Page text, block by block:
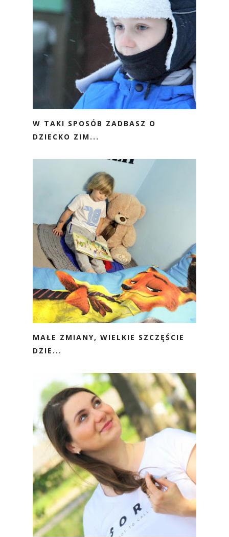
W TAKI SPOSÓB ZADBASZ O
DZIECKO ZIM...
MAŁE ZMIANY, WIELKIE SZCZĘŚCIE
DZIE...